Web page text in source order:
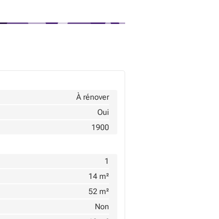
À rénover
Oui
1900
1
14 m²
52 m²
Non